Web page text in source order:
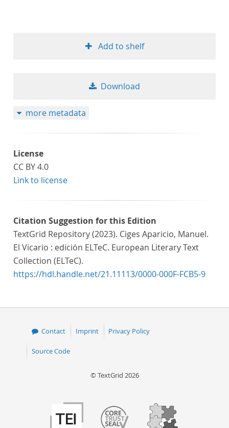
Add to shelf
Download
more metadata
License
CC BY 4.0
Link to license
Citation Suggestion for this Edition
TextGrid Repository (2023). Ciges Aparicio, Manuel.
El Vicario : edición ELTeC. European Literary Text
Collection (ELTeC).
https://hdl.handle.net/21.11113/0000-000F-FCB5-9
Contact Imprint Privacy Policy
Source Code
© TextGrid 2026